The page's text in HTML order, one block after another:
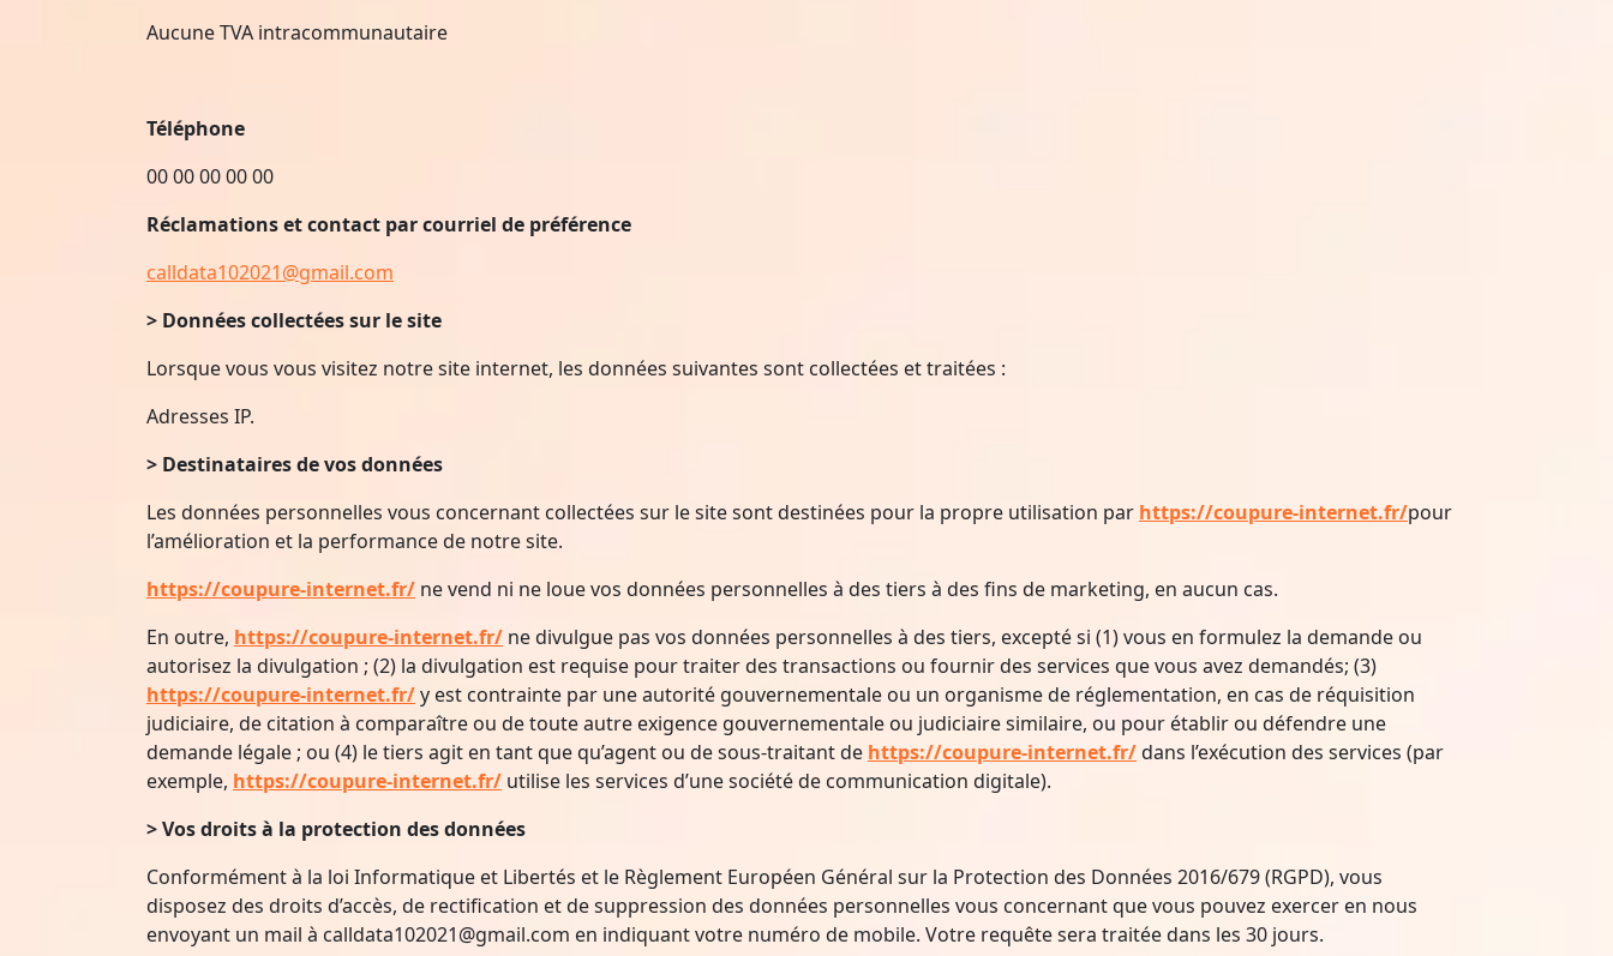
Aucune TVA intracommunautaire
Téléphone
00 00 00 00 00
Réclamations et contact par courriel de préférence
calldata102021@gmail.com
> Données collectées sur le site
Lorsque vous vous visitez notre site internet, les données suivantes sont collectées et traitées :
Adresses IP.
> Destinataires de vos données
Les données personnelles vous concernant collectées sur le site sont destinées pour la propre utilisation par https://coupure-internet.fr/pour
l’amélioration et la performance de notre site.
https://coupure-internet.fr/ ne vend ni ne loue vos données personnelles à des tiers à des fins de marketing, en aucun cas.
En outre, https://coupure-internet.fr/ ne divulgue pas vos données personnelles à des tiers, excepté si (1) vous en formulez la demande ou
autorisez la divulgation ; (2) la divulgation est requise pour traiter des transactions ou fournir des services que vous avez demandés; (3)
https://coupure-internet.fr/y est contrainte par une autorité gouvernementale ou un organisme de réglementation, en cas de réquisition
judiciaire, de citation à comparaître ou de toute autre exigence gouvernementale ou judiciaire similaire, ou pour établir ou défendre une
demande légale ; ou (4) le tiers agit en tant que qu’agent ou de sous-traitant de https://coupure-internet.fr/dans l’exécution des services (par
exemple, https://coupure-internet.fr/ utilise les services d’une société de communication digitale).
> Vos droits à la protection des données
Conformément à la loi Informatique et Libertés et le Règlement Européen Général sur la Protection des Données 2016/679 (RGPD), vous
disposez des droits d’accès, de rectification et de suppression des données personnelles vous concernant que vous pouvez exercer en nous
envoyant un mail à calldata102021@gmail.com en indiquant votre numéro de mobile. Votre requête sera traitée dans les 30 jours.